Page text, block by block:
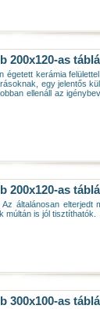
as
kerámia
egy jelentős
ellenáll az
200x120-as
általánosan elterjedt
múltán is jól tisztíthatók.
as